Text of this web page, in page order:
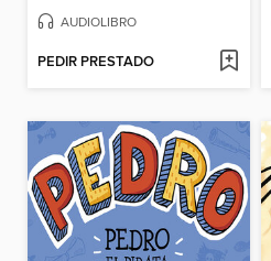
AUDIOLIBRO
PEDIR PRESTADO